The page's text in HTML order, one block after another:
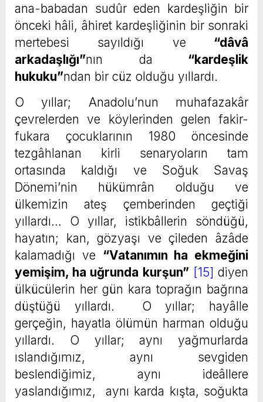
ana-babadan sudûr eden kardeşliğin bir
önceki hâli, âhiret kardeşliğinin bir sonraki
mertebesi sayıldığı ve “dâvâ
arkadaşlığı”nın da “kardeşlik
hukuku”ndan bir cüz olduğu yıllardı.
O yıllar; Anadolu’nun muhafazakâr
çevrelerden ve köylerinden gelen fakir-
fukara çocuklarının 1980 öncesinde
tezgâhlanan kirli senaryoların tam
ortasında kaldığı ve Soğuk Savaş
Dönemi’nin hükümrân olduğu ve
ülkemizin ateş çemberinden geçtiği
yıllardı… O yıllar, istikbâllerin söndüğü,
hayatın; kan, gözyaşı ve çileden âzâde
kalamadığı ve “Vatanımın ha ekmeğini
yemişim, ha uğrunda kurşun” [15] diyen
ülkücülerin her gün kara toprağın bağrına
düştüğü yıllardı. O yıllar; hayâlle
gerçeğin, hayatla ölümün harman olduğu
yıllardı. O yıllar; aynı yağmurlarda
ıslandığımız, aynı sevgiden
beslendiğimiz, aynı ideâllere
yaslandığımız, aynı karda kışta, soğukta